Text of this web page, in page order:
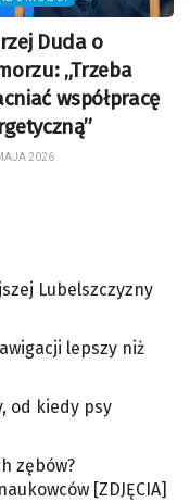
Duda o
„Trzeba
współpracę
2026
Lubelszczyzny
lepszy niż
od kiedy psy
zębów?
[ZDJĘCIA]